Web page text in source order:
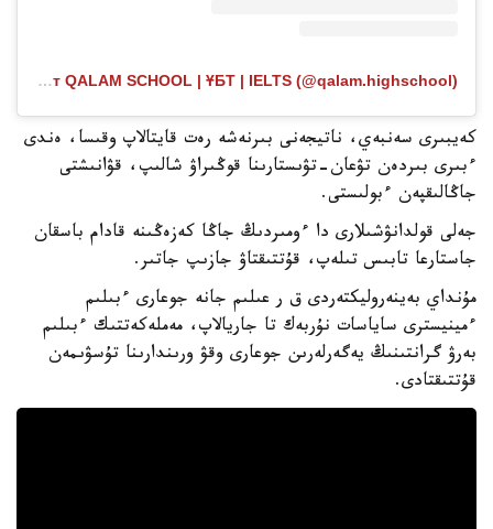
Публикация от QALAM SCHOOL | ҰБТ | IELTS (@qalam.highschool)
كەيبىرى سەنبەي، ناتيجەنى بىرنەشە رەت قايتالاپ وقىسا، ەندى
ءبىرى بىردەن تۋعان-تۋىستارىنا قوڭىراۋ شالىپ، قۋانىشتى
جاڭالىقپەن ءبولىستى.
جەلى قولدانۋشىلارى دا ءومىردىڭ جاڭا كەزەڭىنە قادام باسقان
جاستارعا تابىس تىلەپ، قۇتتىقتاۋ جازىپ جاتىر.
مۇنداي بەينەروليكتەردى ق ر عىلىم جانە جوعارى ءبىلىم
ءمينيسترى ساياسات نۇربەك تا جاريالاپ، مەملەكەتتىك ءبىلىم
بەرۋ گرانتىنىڭ يەگەرلەرىن جوعارى وقۋ ورىندارىنا تۇسۋىمەن
قۇتتىقتادى.